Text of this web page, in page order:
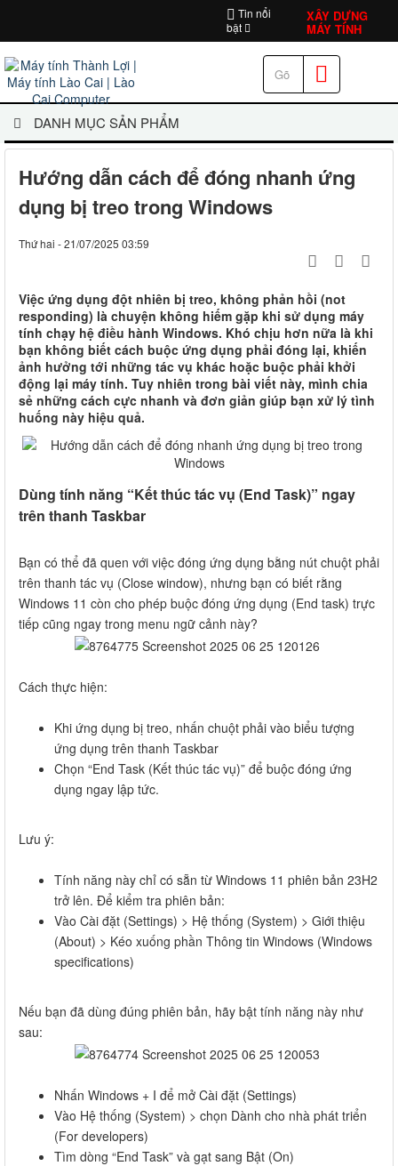
Tin nổi
bật
XÂY DỰNG
MÁY TÍNH
DANH MỤC SẢN PHẨM
Hướng dẫn cách để đóng nhanh ứng
dụng bị treo trong Windows
Thứ hai - 21/07/2025 03:59
Việc ứng dụng đột nhiên bị treo, không phản hồi (not
responding) là chuyện không hiếm gặp khi sử dụng máy
tính chạy hệ điều hành Windows. Khó chịu hơn nữa là khi
bạn không biết cách buộc ứng dụng phải đóng lại, khiến
ảnh hưởng tới những tác vụ khác hoặc buộc phải khởi
động lại máy tính. Tuy nhiên trong bài viết này, mình chia
sẻ những cách cực nhanh và đơn giản giúp bạn xử lý tình
huống này hiệu quả.
Dùng tính năng “Kết thúc tác vụ (End Task)” ngay
trên thanh Taskbar
Bạn có thể đã quen với việc đóng ứng dụng bằng nút chuột phải
trên thanh tác vụ (Close window), nhưng bạn có biết rằng
Windows 11 còn cho phép buộc đóng ứng dụng (End task) trực
tiếp cũng ngay trong menu ngữ cảnh này?
Cách thực hiện:
Khi ứng dụng bị treo, nhấn chuột phải vào biểu tượng
ứng dụng trên thanh Taskbar
Chọn “End Task (Kết thúc tác vụ)” để buộc đóng ứng
dụng ngay lập tức.
Lưu ý:
Tính năng này chỉ có sẵn từ Windows 11 phiên bản 23H2
trở lên. Để kiểm tra phiên bản:
Vào Cài đặt (Settings) > Hệ thống (System) > Giới thiệu
(About) > Kéo xuống phần Thông tin Windows (Windows
specifications)
Nếu bạn đã dùng đúng phiên bản, hãy bật tính năng này như
sau:
Nhấn Windows + I để mở Cài đặt (Settings)
Vào Hệ thống (System) > chọn Dành cho nhà phát triển
(For developers)
Tìm dòng “End Task” và gạt sang Bật (On)